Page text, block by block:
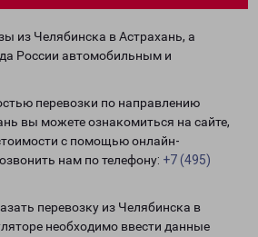
из Челябинска в Астрахань, а
России автомобильным и
перевозки по направлению
вы можете ознакомиться на сайте,
с помощью онлайн-
нам по телефону: +7 (495)
перевозку из Челябинска в
необходимо ввести данные